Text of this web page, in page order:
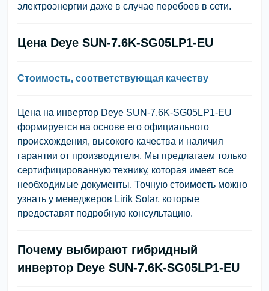
электроэнергии даже в случае перебоев в сети.
Цена Deye SUN-7.6K-SG05LP1-EU
Стоимость, соответствующая качеству
Цена на инвертор Deye SUN-7.6K-SG05LP1-EU
формируется на основе его официального
происхождения, высокого качества и наличия
гарантии от производителя. Мы предлагаем только
сертифицированную технику, которая имеет все
необходимые документы. Точную стоимость можно
узнать у менеджеров Lirik Solar, которые
предоставят подробную консультацию.
Почему выбирают гибридный
инвертор Deye SUN-7.6K-SG05LP1-EU